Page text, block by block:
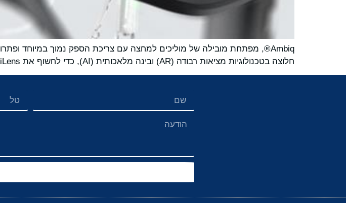
חלוצה בטכנולוגיות מציאות רבודה (AR) ובינה מלאכותית (AI), כדי לחשוף את AiLens, המשקפיים החכמים הקלים ביותר המיועדים ללבישה יומיומית.